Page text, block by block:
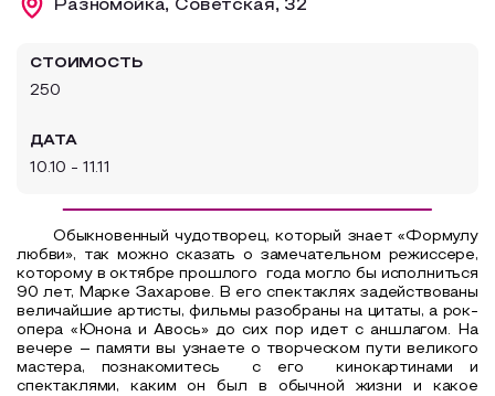
Аттестованные экскурсоводы
Все маршруты
Разномойка, Советская, 32
СТОИМОСТЬ
250
ДАТА
10.10 - 11.11
Обыкновенный чудотворец, который знает «Формулу
любви», так можно сказать о замечательном режиссере,
которому в октябре прошлого года могло бы исполниться
90 лет, Марке Захарове. В его спектаклях задействованы
величайшие артисты, фильмы разобраны на цитаты, а рок-
опера «Юнона и Авось» до сих пор идет с аншлагом. На
вечере – памяти вы узнаете о творческом пути великого
мастера, познакомитесь
с его
кинокартинами и
спектаклями, каким он был в обычной жизни и какое